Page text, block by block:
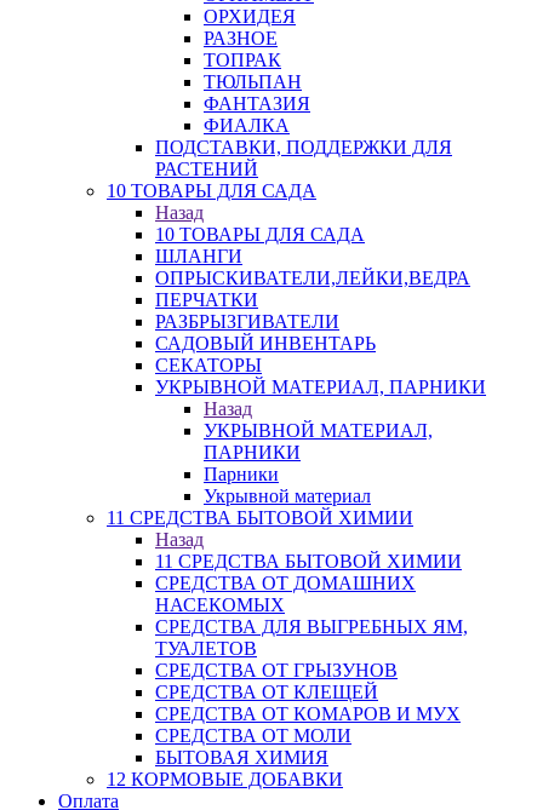
ОРХИДЕЯ
РАЗНОЕ
ТОПРАК
ТЮЛЬПАН
ФАНТАЗИЯ
ФИАЛКА
ПОДСТАВКИ, ПОДДЕРЖКИ ДЛЯ
РАСТЕНИЙ
10 ТОВАРЫ ДЛЯ САДА
Назад
10 ТОВАРЫ ДЛЯ САДА
ШЛАНГИ
ОПРЫСКИВАТЕЛИ,ЛЕЙКИ,ВЕДРА
ПЕРЧАТКИ
РАЗБРЫЗГИВАТЕЛИ
САДОВЫЙ ИНВЕНТАРЬ
СЕКАТОРЫ
УКРЫВНОЙ МАТЕРИАЛ, ПАРНИКИ
Назад
УКРЫВНОЙ МАТЕРИАЛ,
ПАРНИКИ
Парники
Укрывной материал
11 СРЕДСТВА БЫТОВОЙ ХИМИИ
Назад
11 СРЕДСТВА БЫТОВОЙ ХИМИИ
СРЕДСТВА ОТ ДОМАШНИХ
НАСЕКОМЫХ
СРЕДСТВА ДЛЯ ВЫГРЕБНЫХ ЯМ,
ТУАЛЕТОВ
СРЕДСТВА ОТ ГРЫЗУНОВ
СРЕДСТВА ОТ КЛЕЩЕЙ
СРЕДСТВА ОТ КОМАРОВ И МУХ
СРЕДСТВА ОТ МОЛИ
БЫТОВАЯ ХИМИЯ
12 КОРМОВЫЕ ДОБАВКИ
Оплата